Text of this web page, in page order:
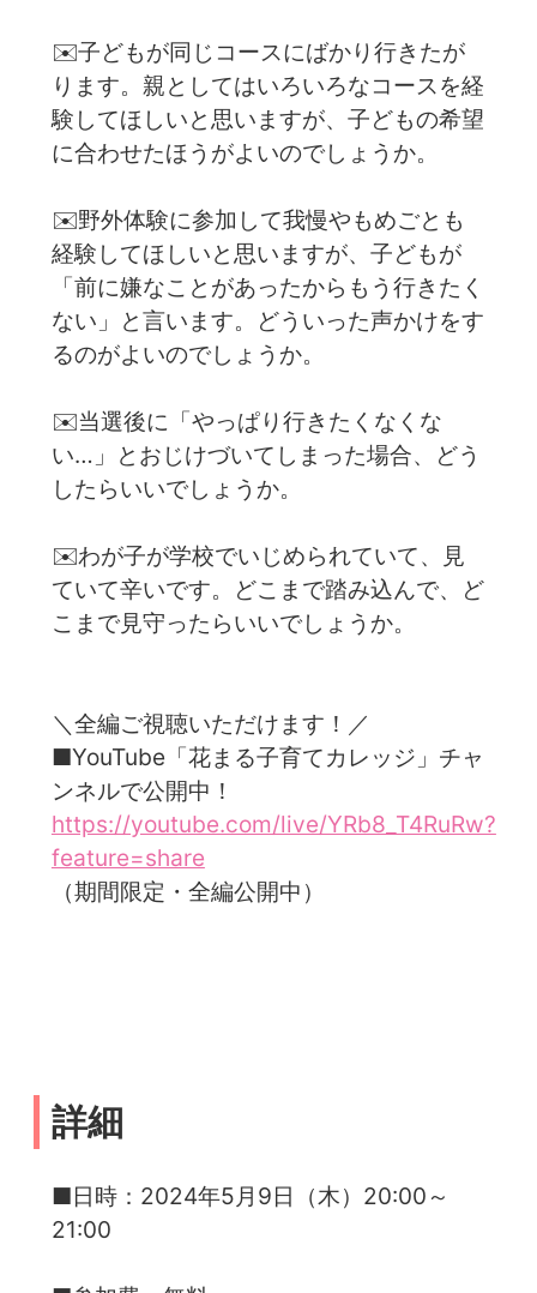
✉️子どもが同じコースにばかり行きたが
ります。親としてはいろいろなコースを経
験してほしいと思いますが、子どもの希望
に合わせたほうがよいのでしょうか。
✉️野外体験に参加して我慢やもめごとも
経験してほしいと思いますが、子どもが
「前に嫌なことがあったからもう行きたく
ない」と言います。どういった声かけをす
るのがよいのでしょうか。
✉️当選後に「やっぱり行きたくなくな
い…」とおじけづいてしまった場合、どう
したらいいでしょうか。
✉️わが子が学校でいじめられていて、見
ていて辛いです。どこまで踏み込んで、ど
こまで見守ったらいいでしょうか。
＼全編ご視聴いただけます！／
■YouTube「花まる子育てカレッジ」チャ
ンネルで公開中！
https://youtube.com/live/YRb8_T4RuRw?
feature=share
（期間限定・全編公開中）
詳細
■日時：2024年5月9日（木）20:00～
21:00